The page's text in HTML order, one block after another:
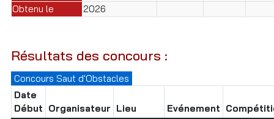
Obtenu le
2026
Résultats des concours :
Concours Saut d'Obstacles
Date
Début Organisateur Lieu Evénement